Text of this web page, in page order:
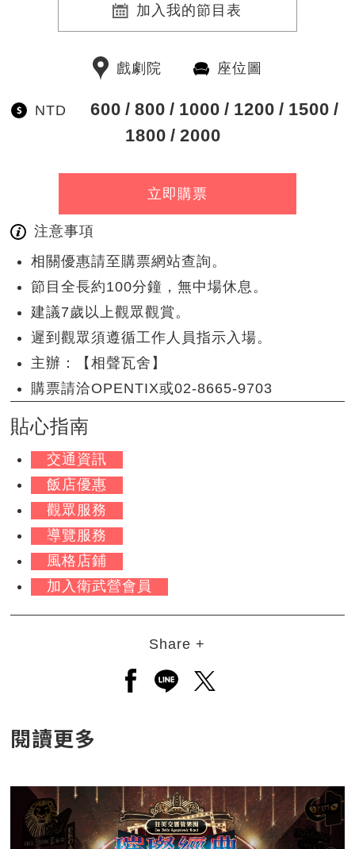
加入我的節目表
戲劇院 座位圖
NTD 600 800 1000 1200
1500
1800
2000
立即購票
注意事項
相關優惠請至購票網站查詢。
節目全長約100分鐘，無中場休息。
建議7歲以上觀眾觀賞。
遲到觀眾須遵循工作人員指示入場。
主辦：【相聲瓦舍】
購票請洽OPENTIX或02-8665-9703
貼心指南
交通資訊
飯店優惠
觀眾服務
導覽服務
風格店鋪
加入衛武營會員
Share +
另開新視窗分享至facebook
另開新視窗分享至line
另開新視窗分享至
閱讀更多